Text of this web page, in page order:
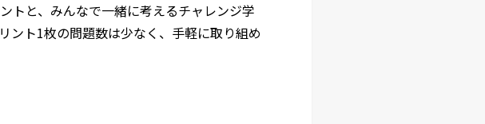
トと、みんなで一緒に考えるチャレンジ学
ント1枚の問題数は少なく、手軽に取り組め